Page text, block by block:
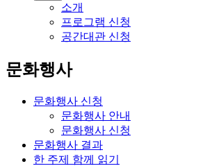
소개
프로그램 신청
공간대관 신청
문화행사
문화행사 신청
문화행사 안내
문화행사 신청
문화행사 결과
한 주제 함께 읽기